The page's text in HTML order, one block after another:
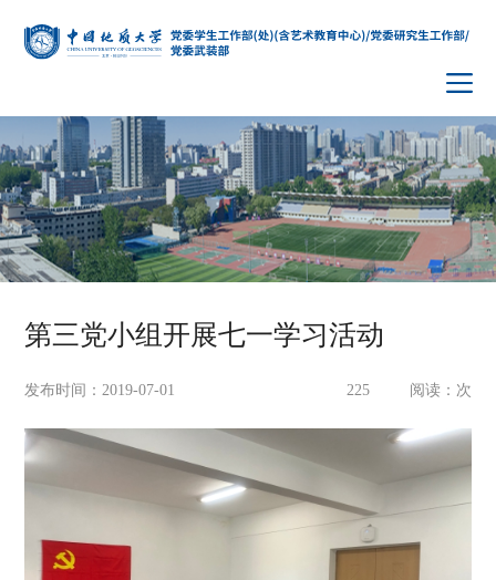
第三党小组开展七一学习活动
发布时间：2019-07-01 阅读：
225 次